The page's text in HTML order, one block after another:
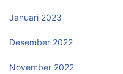
Januari 2023
Desember 2022
November 2022